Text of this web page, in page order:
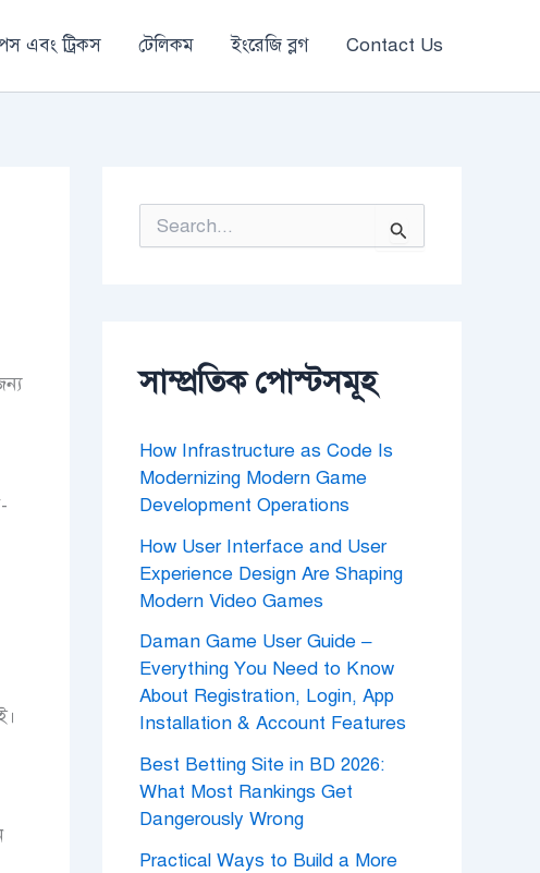
এবং ট্রিকস টেলিকম ইংরেজি ব্লগ Contact Us
rসাম্প্রতিক পোস্টসমূহ
How Infrastructure as Code Is
Modernizing Modern Game
Development Operations
How User Interface and User
Experience Design Are Shaping
Modern Video Games
Daman Game User Guide –
Everything You Need to Know
About Registration, Login, App
Installation & Account Features
Best Betting Site in BD 2026:
What Most Rankings Get
Dangerously Wrong
Practical Ways to Build a More